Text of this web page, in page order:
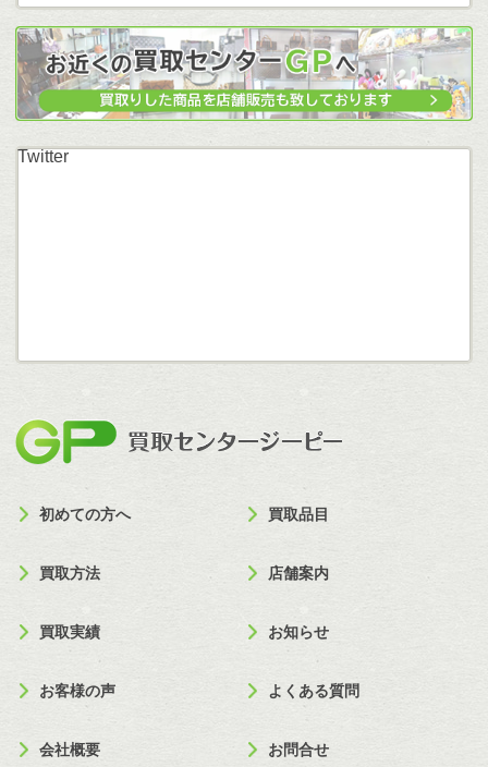
Twitter
初めての方へ 買取品目
買取方法 店舗案内
買取実績 お知らせ
お客様の声 よくある質問
会社概要 お問合せ